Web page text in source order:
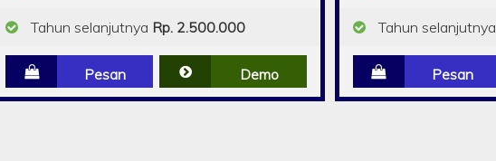
Tahun selanjutnya Rp. 2.500.000
Pesan Demo
Tahun selanjutnya
Pesan